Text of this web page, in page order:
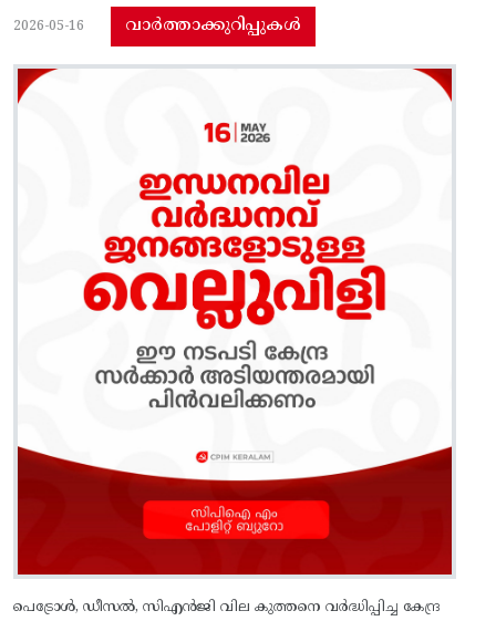
2026-05-16 വാർത്താക്കുറിപ്പുകൾ
പെട്രോൾ, ഡീസൽ, സിഎൻജി വില കുത്തനെ വർദ്ധിപ്പിച്ച കേന്ദ്ര